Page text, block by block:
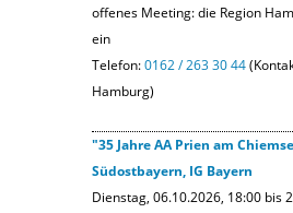
offenes Meeting: die Region
ein
Telefon:0162 / 263 30 44
Hamburg)
"35 Jahre AA Prien am
Südostbayern, IG Bayern
Dienstag, 06.10.2026, 18:00 bis